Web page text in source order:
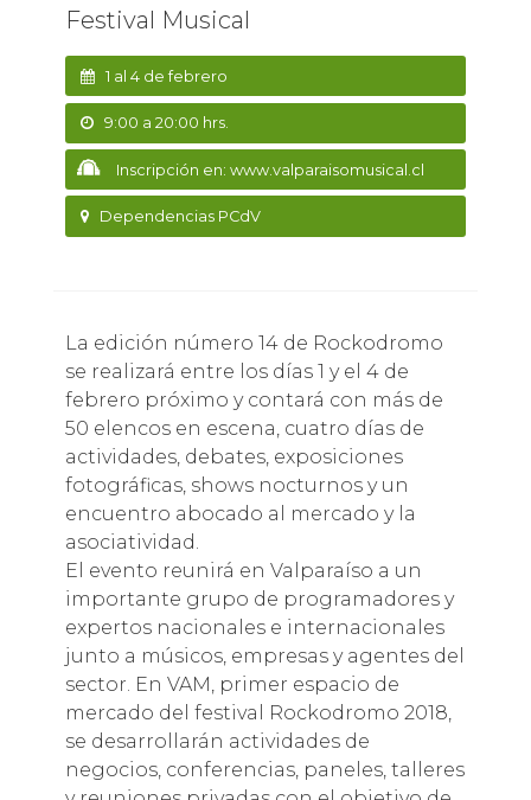
Festival Musical
1 al 4 de febrero
9:00 a 20:00 hrs.
Inscripción en: www.valparaisomusical.cl
Dependencias PCdV
La edición número 14 de Rockodromo
se realizará entre los días 1 y el 4 de
febrero próximo y contará con más de
50 elencos en escena, cuatro días de
actividades, debates, exposiciones
fotográficas, shows nocturnos y un
encuentro abocado al mercado y la
asociatividad.
El evento reunirá en Valparaíso a un
importante grupo de programadores y
expertos nacionales e internacionales
junto a músicos, empresas y agentes del
sector. En VAM, primer espacio de
mercado del festival Rockodromo 2018,
se desarrollarán actividades de
negocios, conferencias, paneles, talleres